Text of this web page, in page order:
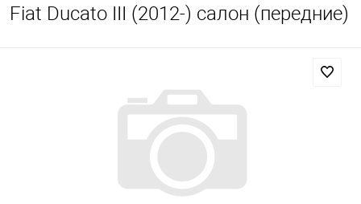
Fiat Ducato III (2012-) салон (передние)